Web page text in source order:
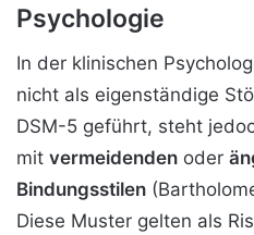
Psychologie
In der klinischen
nicht als eigenständige
DSM-5 geführt, steht
mit vermeidenden oder
Bindungsstilen
Diese Muster gelten als